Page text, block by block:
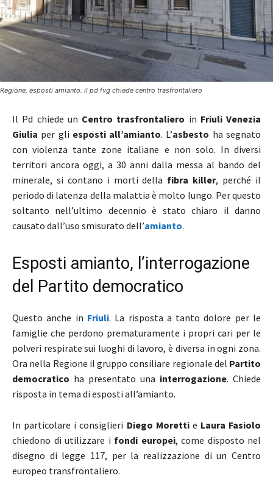
Regione, esposti amianto. il pd fvg chiede centro trasfrontaliero
Il Pd chiede un Centro trasfrontaliero in Friuli Venezia
Giulia per gli esposti all’amianto. L’asbesto ha segnato
con violenza tante zone italiane e non solo. In diversi
territori ancora oggi, a 30 anni dalla messa al bando del
minerale, si contano i morti della fibra killer, perché il
periodo di latenza della malattia è molto lungo. Per questo
soltanto nell’ultimo decennio è stato chiaro il danno
causato dall’uso smisurato dell’amianto.
Esposti amianto, l’interrogazione
del Partito democratico
Questo anche in Friuli. La risposta a tanto dolore per le
famiglie che perdono prematuramente i propri cari per le
polveri respirate sui luoghi di lavoro, è diversa in ogni zona.
Ora nella Regione il gruppo consiliare regionale del Partito
democratico ha presentato una interrogazione. Chiede
risposta in tema di esposti all’amianto.
In particolare i consiglieri Diego Moretti e Laura Fasiolo
chiedono di utilizzare i fondi europei, come disposto nel
disegno di legge 117, per la realizzazione di un Centro
europeo transfrontaliero.